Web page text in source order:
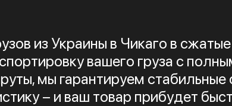
из Украины в Чикаго в
вашего груза с
мы гарантируем
– и ваш товар прибудет